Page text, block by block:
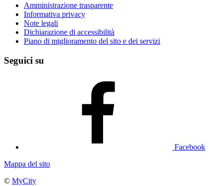
Amministrazione trasparente
Informativa privacy
Note legali
Dichiarazione di accessibilità
Piano di miglioramento del sito e dei servizi
Seguici su
Facebook
Mappa del sito
© MyCity